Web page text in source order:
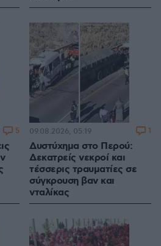
5
Δυστύχημα στο Περού:
Δεκατρείς νεκροί και
τέσσερις τραυματίες σε
σύγκρουση βαν και
νταλίκας
09.08.2026, 05:19 1